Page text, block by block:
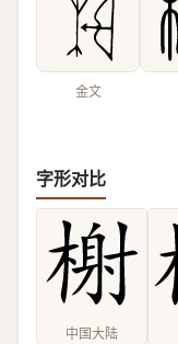
金文
字形对比
中国大陆